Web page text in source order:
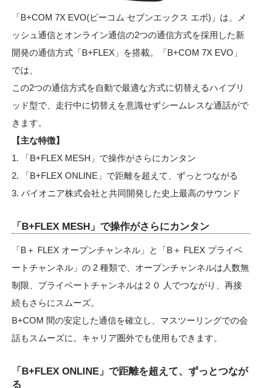
「B+COM 7X EVO(ビーコム セブンエックス エボ)」は、メ
ッシュ通信とオンライン通信の2つの通信方式を採用した新
開発の通信方式「B+FLEX」を搭載。「B+COM 7X EVO」
では、
この2つの通信方式を自動で最適な方式に切替えるハイブリ
ッド型で、走行中に切替えを意識せずシームレスな通話がで
きます。
【主な特徴】
1. 「B+FLEX MESH」で操作がさらにカンタン
2. 「B+FLEX ONLINE」で距離を超えて、ずっとつながる
3. パイオニア株式会社と共同開発した史上最高のサウンド
「B+FLEX MESH」で操作がさらにカンタン
「B＋ FLEX オープンチャンネル」と「B＋ FLEX プライベ
ートチャンネル」の 2 種類で、オープンチャンネルは人数無
制限、プライベートチャンネルは２０ 人でつながり、再接
続もさらにスムーズ。
B+COM 間の安定した通信を確立し、マスツーリングでの会
話もスムーズに。キャリア圏外でも使用もできます。
「B+FLEX ONLINE」で距離を超えて、ずっとつなが
る